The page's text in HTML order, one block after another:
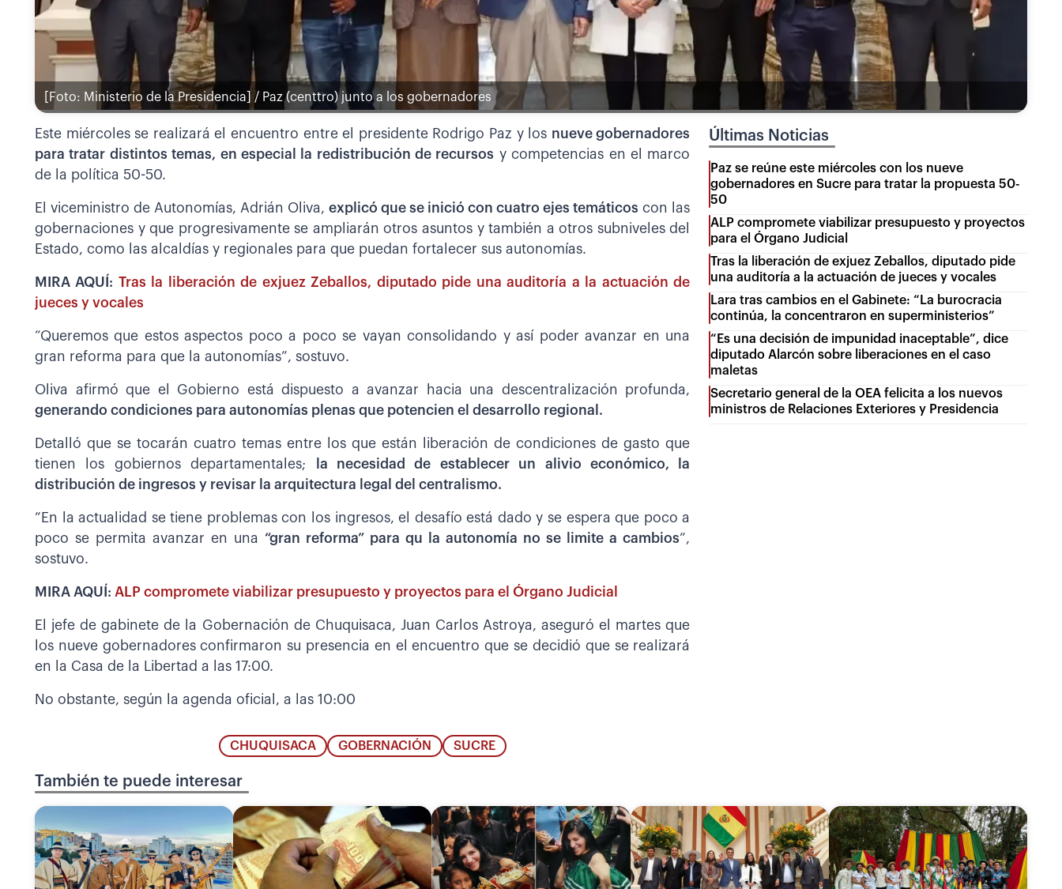
[Foto: Ministerio de la Presidencia] / Paz (centtro) junto a los gobernadores
Este miércoles se realizará el encuentro entre el presidente Rodrigo Paz y los nueve gobernadores
para tratar distintos temas, en especial la redistribución de recursos y competencias en el marco
de la política 50-50.
El viceministro de Autonomías, Adrián Oliva, explicó que se inició con cuatro ejes temáticos con las
gobernaciones y que progresivamente se ampliarán otros asuntos y también a otros subniveles del
Estado, como las alcaldías y regionales para que puedan fortalecer sus autonomías.
MIRA AQUÍ: Tras la liberación de exjuez Zeballos, diputado pide una auditoría a la actuación de
jueces y vocales
“Queremos que estos aspectos poco a poco se vayan consolidando y así poder avanzar en una
gran reforma para que la autonomías”, sostuvo.
Oliva afirmó que el Gobierno está dispuesto a avanzar hacia una descentralización profunda,
generando condiciones para autonomías plenas que potencien el desarrollo regional.
Detalló que se tocarán cuatro temas entre los que están liberación de condiciones de gasto que
tienen los gobiernos departamentales;
la necesidad de establecer un alivio económico, la
distribución de ingresos y revisar la arquitectura legal del centralismo.
”En la actualidad se tiene problemas con los ingresos, el desafío está dado y se espera que poco a
poco se permita avanzar en una “gran reforma” para qu la autonomía no se limite a cambios”,
sostuvo.
MIRA AQUÍ: ALP compromete viabilizar presupuesto y proyectos para el Órgano Judicial
El jefe de gabinete de la Gobernación de Chuquisaca, Juan Carlos Astroya, aseguró el martes que
los nueve gobernadores confirmaron su presencia en el encuentro que se decidió que se realizará
en la Casa de la Libertad a las 17:00.
No obstante, según la agenda oficial, a las 10:00
CHUQUISACA GOBERNACIÓN SUCRE
Últimas Noticias
Paz se reúne este miércoles con los nueve
gobernadores en Sucre para tratar la propuesta 50-
50
ALP compromete viabilizar presupuesto y proyectos
para el Órgano Judicial
Tras la liberación de exjuez Zeballos, diputado pide
una auditoría a la actuación de jueces y vocales
Lara tras cambios en el Gabinete: “La burocracia
continúa, la concentraron en superministerios”
“Es una decisión de impunidad inaceptable”, dice
diputado Alarcón sobre liberaciones en el caso
maletas
Secretario general de la OEA felicita a los nuevos
ministros de Relaciones Exteriores y Presidencia
También te puede interesar